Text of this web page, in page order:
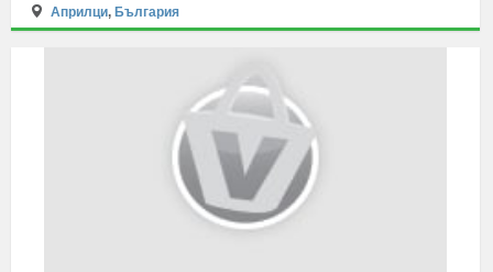
Априлци, България